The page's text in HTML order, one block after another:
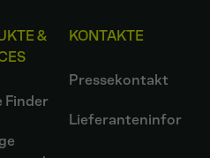
&
Finder
KONTAKTE
Pressekontakt